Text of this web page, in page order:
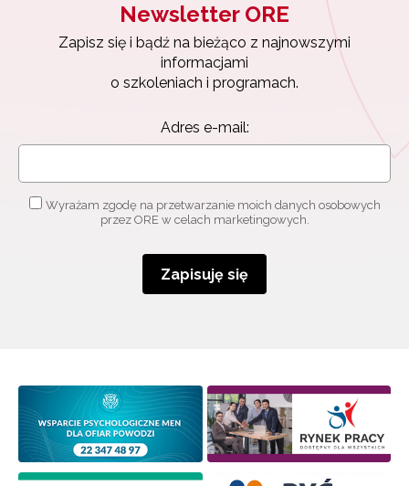
Newsletter ORE
Zapisz się i bądź na bieżąco z najnowszymi
informacjami
o szkoleniach i programach.
Adres e-mail:
Wyrażam zgodę na przetwarzanie moich danych osobowych
przez ORE w celach marketingowych.
Zapisuję się